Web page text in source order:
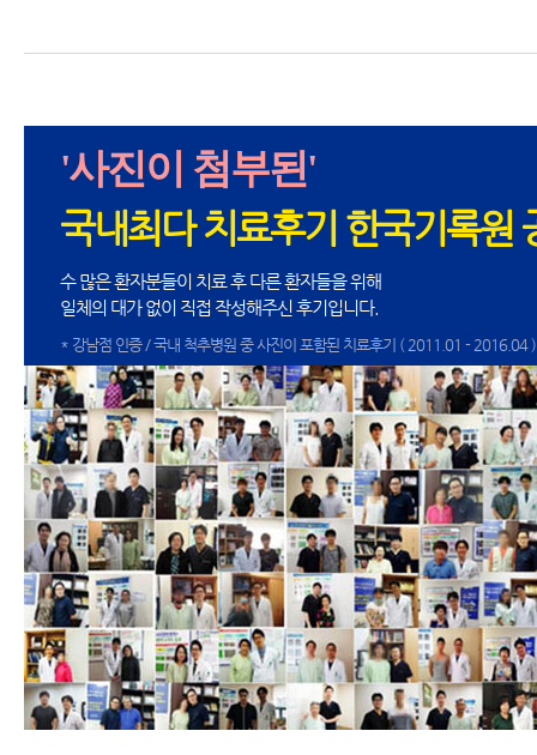
'사진이 첨부된'
국내최다 치료후기 한국기록원
수 많은 환자분들이 치료 후 다른 환자들을 위해
일체의 대가 없이 직접 작성해주신 후기입니다.
* 강남점 인증 / 국내 척추병원 중 사진이 포함된 치료후기 ( 2011.01 - 2016.04 )